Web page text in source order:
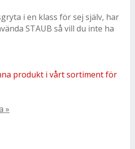
i en klass för sej själv, har
STAUB så vill du inte ha
produkt i vårt sortiment för
»